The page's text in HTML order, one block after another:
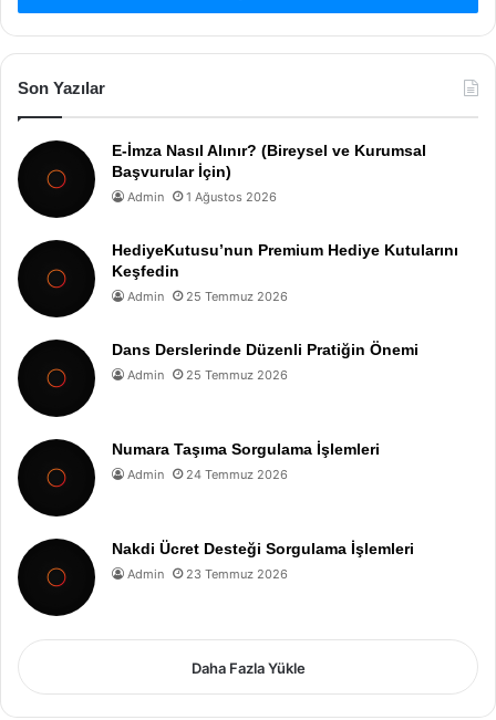
Son Yazılar
E-İmza Nasıl Alınır? (Bireysel ve Kurumsal
Başvurular İçin)
Admin 1 Ağustos 2026
HediyeKutusu’nun Premium Hediye Kutularını
Keşfedin
Admin 25 Temmuz 2026
Dans Derslerinde Düzenli Pratiğin Önemi
Admin 25 Temmuz 2026
Numara Taşıma Sorgulama İşlemleri
Admin 24 Temmuz 2026
Nakdi Ücret Desteği Sorgulama İşlemleri
Admin 23 Temmuz 2026
Daha Fazla Yükle